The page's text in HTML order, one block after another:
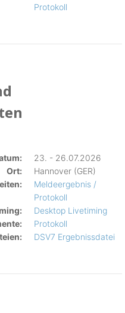
Protokoll
23. - 26.07.2026
Ort:
Hannover (GER)
Meldeergebnis /
Protokoll
Desktop Livetiming
Protokoll
DSV7 Ergebnissdatei